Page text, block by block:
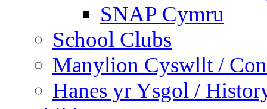
SNAP Cymru
School Clubs
Manylion Cyswllt /
Hanes yr Ysgol /